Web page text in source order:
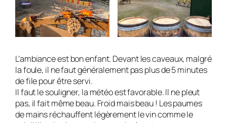
L’ambiance est bon enfant. Devant les caveaux, malgré
la foule, il ne faut généralement pas plus de 5 minutes
de file pour être servi.
Il faut le souligner, la météo est favorable. Il ne pleut
pas, il fait même beau. Froid mais beau ! Les paumes
de mains réchauffent légèrement le vin comme le